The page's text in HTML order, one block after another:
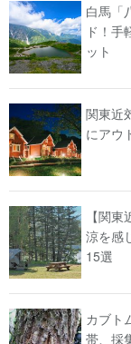
白馬「
ド！
ット
関東近
にアウ
【関
涼を感
15選
カブト
帯、採